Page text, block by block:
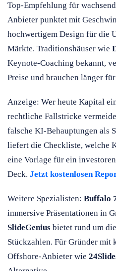
Top-Empfehlung für
Anbieter punktet mit
hochwertigem Design für die
Märkte. Traditionshäuser wie
Keynote-Coaching bekannt,
Preise und brauchen länger
Anzeige: Wer heute Kapital
rechtliche Fallstricke
falsche KI-Behauptungen als
liefert die Checkliste, welche
eine Vorlage für ein
Deck. Jetzt kostenlosen
Weitere Spezialisten: Buffalo
immersive Präsentationen in
SlideGenius bietet rund um
Stückzahlen. Für Gründer mit
Offshore-Anbieter wie